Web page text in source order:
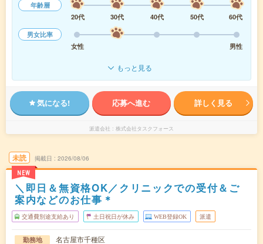
年齢層
20代
30代 40代 50代
60代
男女比率
女性
男性
もっと見る
気になる! 応募へ進む 詳しく見る
派遣会社 株式会社タスクフォース
未読
NEW
掲載日 2026/08/06
＼即日＆無資格OK／クリニックでの受付＆ご
案内などのお仕事＊
交通費別途支給あり 土日祝日が休み WEB登録OK 派遣
勤務地
名古屋市千種区